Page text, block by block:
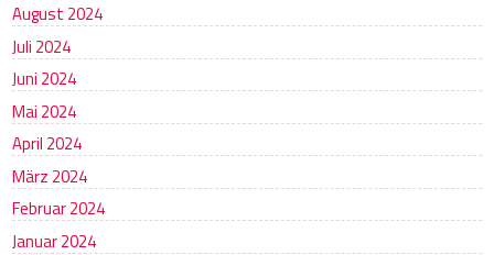
August 2024
Juli 2024
Juni 2024
Mai 2024
April 2024
März 2024
Februar 2024
Januar 2024